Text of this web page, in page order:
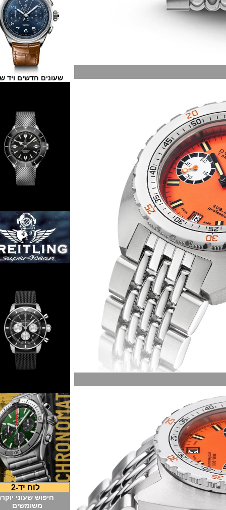
שעונים חדשים ויד שנייה
לוח יד-2
חיפוש שעוני יוקרה
משומשים